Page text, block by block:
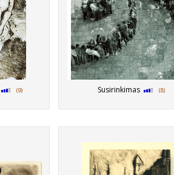
(9) Susirinkimas (8)